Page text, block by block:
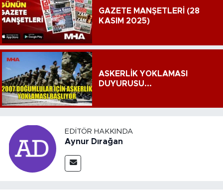
GAZETE MANŞETLERİ (28
KASIM 2025)
ASKERLİK YOKLAMASI
DUYURUSU...
EDITÖR HAKKINDA
Aynur Dırağan